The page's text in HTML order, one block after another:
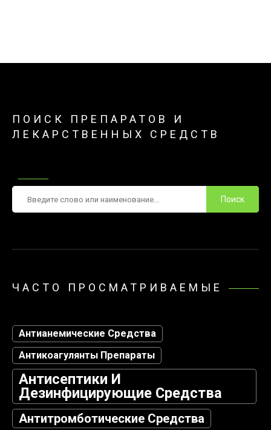
ПОИСК ПРЕПАРАТОВ И
ЛЕКАРСТВЕННЫХ СРЕДСТВ
ЧАСТО ПРОСМАТРИВАЕМЫЕ
Антианемические Средства
Антикоагулянты Препараты
Антисептики И
Дезинфицирующие Средства
Антитромботические Средства